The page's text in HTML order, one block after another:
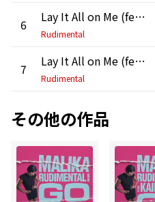
6 Lay It All on Me (feat. Ed Sheeran) [Taurus Riley Remix]
Rudimental
7 Lay It All on Me (feat. Ed Sheeran) [Calyx & TeeBee Remix]
Rudimental
その他の作品